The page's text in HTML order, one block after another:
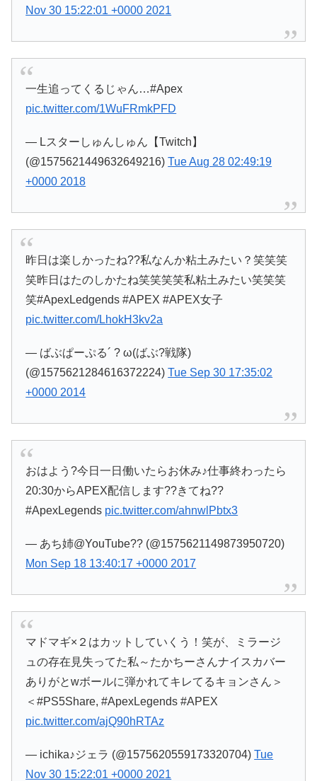
Nov 30 15:22:01 +0000 2021
一生追ってくるじゃん…#Apex
pic.twitter.com/1WuFRmkPFD
— Lスターしゅんしゅん【Twitch】
(@1575621449632649216)Tue Aug 28 02:49:19
+0000 2018
昨日は楽しかったね??私なんか粘土みたい？笑笑笑
笑昨日はたのしかたね笑笑笑笑私粘土みたい笑笑笑
笑#ApexLedgends #APEX #APEX女子
pic.twitter.com/LhokH3kv2a
— ばぶぱーぷる´ ? ω(ばぶ?戦隊)
(@1575621284616372224)Tue Sep 30 17:35:02
+0000 2014
おはよう?今日一日働いたらお休み♪仕事終わったら
20:30からAPEX配信します??きてね??
#ApexLegends pic.twitter.com/ahnwlPbtx3
— あち姉@YouTube?? (@1575621149873950720)
Mon Sep 18 13:40:17 +0000 2017
マドマギ×２はカットしていくう！笑が、ミラージ
ュの存在見失ってた私～たかちーさんナイスカバー
ありがとwボールに弾かれてキレてるキョンさん＞
＜#PS5Share, #ApexLegends #APEX
pic.twitter.com/ajQ90hRTAz
— ichika♪ジェラ (@1575620559173320704)Tue
Nov 30 15:22:01 +0000 2021